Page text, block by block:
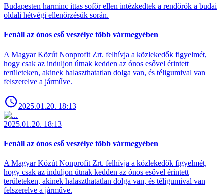
Budapesten harminc ittas sofőr ellen intézkedtek a rendőrök a budai
oldali hétvégi ellenőrzésük során.
Fenáll az ónos eső veszélye több vármegyében
A Magyar Közút Nonprofit Zrt. felhívja a közlekedők figyelmét,
hogy csak az induljon útnak kedden az ónos esővel érintett
területeken, akinek halaszthatatlan dolga van, és téligumival van
felszerelve a járműve.
2025.01.20. 18:13
2025.01.20. 18:13
Fenáll az ónos eső veszélye több vármegyében
A Magyar Közút Nonprofit Zrt. felhívja a közlekedők figyelmét,
hogy csak az induljon útnak kedden az ónos esővel érintett
területeken, akinek halaszthatatlan dolga van, és téligumival van
felszerelve a járműve.